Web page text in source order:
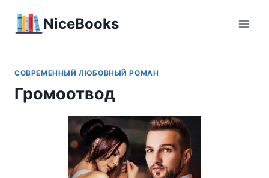
NiceBooks
СОВРЕМЕННЫЙ ЛЮБОВНЫЙ РОМАН
Громоотвод